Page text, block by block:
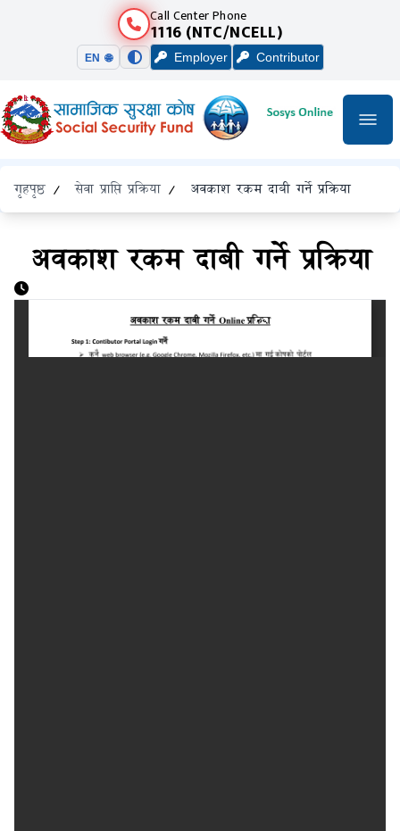
Call Center Phone
1116 (NTC/NCELL)
EN 🌐 Employer Contributor
गृहपृष्ठ / सेवा प्राप्ति प्रक्रिया / अवकाश रकम दाबी गर्ने प्रक्रिया
अवकाश रकम दाबी गर्ने प्रक्रिया